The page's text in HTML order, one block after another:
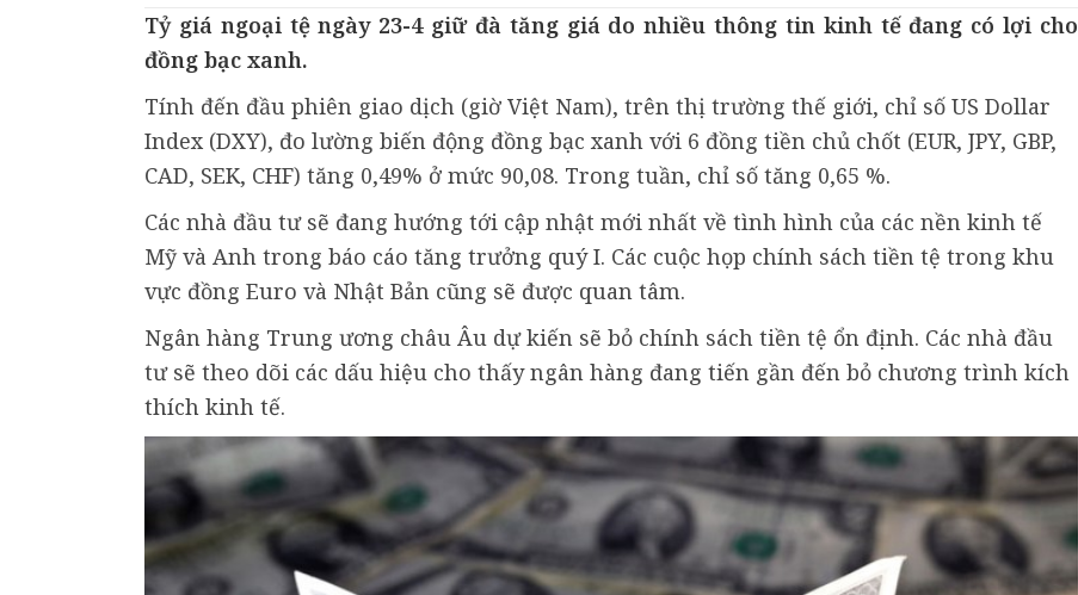
Tỷ giá ngoại tệ ngày 23-4 giữ đà tăng giá do nhiều thông tin kinh tế đang có lợi cho
đồng bạc xanh.
Tính đến đầu phiên giao dịch (giờ Việt Nam), trên thị trường thế giới, chỉ số US Dollar
Index (DXY), đo lường biến động đồng bạc xanh với 6 đồng tiền chủ chốt (EUR, JPY, GBP,
CAD, SEK, CHF) tăng 0,49% ở mức 90,08. Trong tuần, chỉ số tăng 0,65 %.
Các nhà đầu tư sẽ đang hướng tới cập nhật mới nhất về tình hình của các nền kinh tế
Mỹ và Anh trong báo cáo tăng trưởng quý I. Các cuộc họp chính sách tiền tệ trong khu
vực đồng Euro và Nhật Bản cũng sẽ được quan tâm.
Ngân hàng Trung ương châu Âu dự kiến sẽ bỏ chính sách tiền tệ ổn định. Các nhà đầu
tư sẽ theo dõi các dấu hiệu cho thấy ngân hàng đang tiến gần đến bỏ chương trình kích
thích kinh tế.